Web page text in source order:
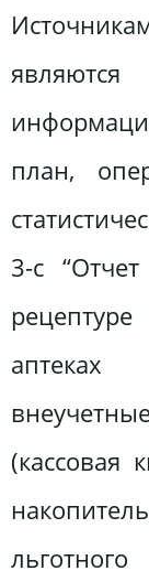
план,
3-с
(кассовая